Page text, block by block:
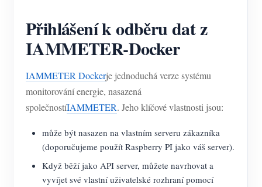
Přihlášení k odběru dat z
IAMMETER-Docker
IAMMETER Dockerje jednoduchá verze systému
monitorování energie, nasazená
společnostíIAMMETER. Jeho klíčové vlastnosti jsou:
může být nasazen na vlastním serveru zákazníka
(doporučujeme použít Raspberry PI jako váš server).
Když běží jako API server, můžete navrhovat a
vyvíjet své vlastní uživatelské rozhraní pomocí